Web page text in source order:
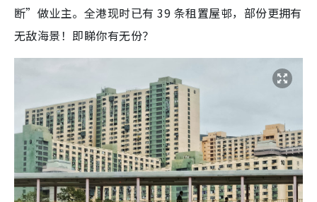
断”做业主。全港现时已有 39 条租置屋邨，部份更拥有
无敌海景！即睇你有无份？